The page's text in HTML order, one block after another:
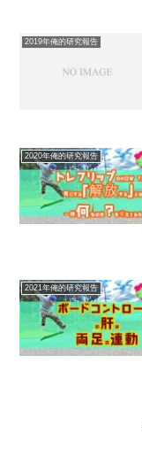
2019年俺的研究報告
2020年俺的研究報告
2021年俺的研究報告